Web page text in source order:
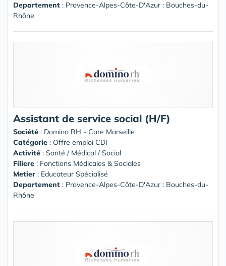
Departement : Provence-Alpes-Côte-D'Azur : Bouches-du-
Rhône
Assistant de service social (H/F)
Société : Domino RH - Care Marseille
Catégorie : Offre emploi CDI
Activité : Santé / Médical / Social
Filiere : Fonctions Médicales & Sociales
Metier : Educateur Spécialisé
Departement : Provence-Alpes-Côte-D'Azur : Bouches-du-
Rhône